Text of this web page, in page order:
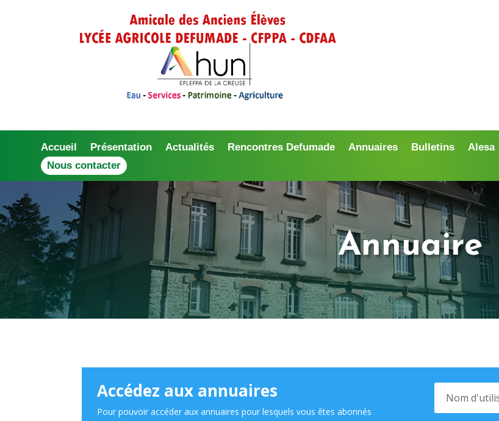
Accueil Présentation Actualités Rencontres Defumade Annuaires Bulletins
Alesa
Nous contacter
Annuaire
Accédez aux annuaires
Pour pouvoir accéder aux annuaires pour lesquels vous êtes abonnés